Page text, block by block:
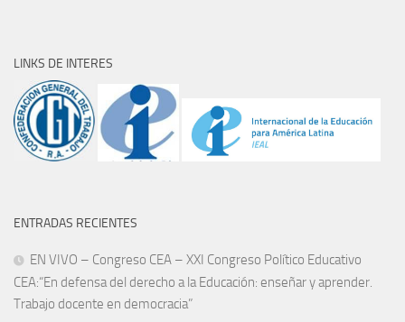
LINKS DE INTERES
ENTRADAS RECIENTES
EN VIVO – Congreso CEA – XXI Congreso Político Educativo
CEA:“En defensa del derecho a la Educación: enseñar y aprender.
Trabajo docente en democracia”